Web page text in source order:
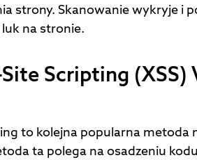
strony. Skanowanie wykryje i
na stronie.
Scripting
to kolejna popularna metoda
ta polega na osadzeniu